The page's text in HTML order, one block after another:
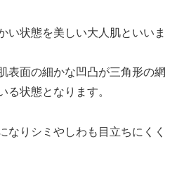
い状態を美しい大人肌といいま
表面の細かな凹凸が三角形の網
る状態となります。
なりシミやしわも目立ちにくく